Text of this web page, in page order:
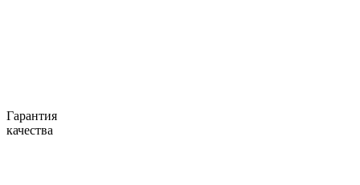
Гарантия
качества